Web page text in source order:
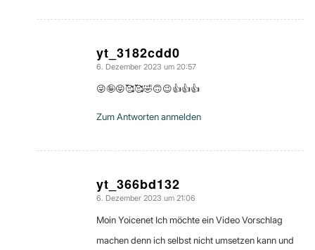
yt_3182cdd0
sagte:
6. Dezember 2023 um 20:57
😜🤪😝🥰🥰🤣🙃😉👍👍👍
Zum Antworten anmelden
yt_366bd132
sagte:
6. Dezember 2023 um 21:06
Moin Yoicenet Ich möchte ein Video Vorschlag
machen denn ich selbst nicht umsetzen kann und